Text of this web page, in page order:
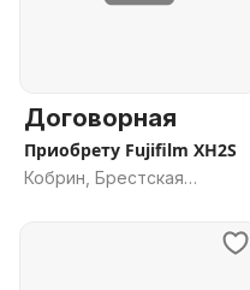
Договорная
Приобрету Fujifilm XH2S
Кобрин, Брестская